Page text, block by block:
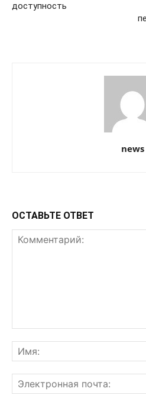
доступность
news
ОСТАВЬТЕ ОТВЕТ